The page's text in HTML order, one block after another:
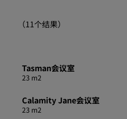
（11个结果）
Tasman会议室
23 m2
Calamity Jane会议室
23 m2